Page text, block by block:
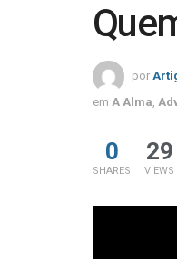
por
em A Alma
0
SHARES
29
VIEWS